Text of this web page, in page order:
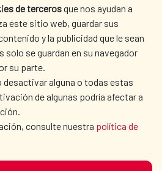
de tercerosque nos ayudan a
este sitio web, guardar sus
y la publicidad que le sean
se guardan en su navegador
su parte.
alguna o todas estas
de algunas podría afectar a
consulte nuestra política de
LIBRARY